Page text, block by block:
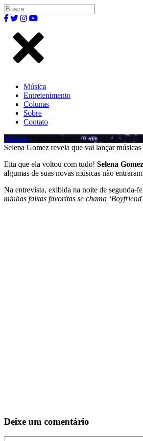
Música
Entretenimento
Colunas
Sobre
Contato
Música | Publicado por Lucas Di Capri em
Selena Gomez revela que vai lançar
Eita que ela voltou com tudo! Selena Gomez
algumas de suas novas músicas não
Na entrevista, exibida na noite de segunda-
minhas faixas favoritas se chama
Deixe um comentário